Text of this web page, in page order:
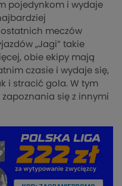
pojedynkom i wydaje
ostatnich meczów
„Jagi” takie
obie ekipy mają
czasie i wydaje się,
i stracić gola. W tym
się z innymi